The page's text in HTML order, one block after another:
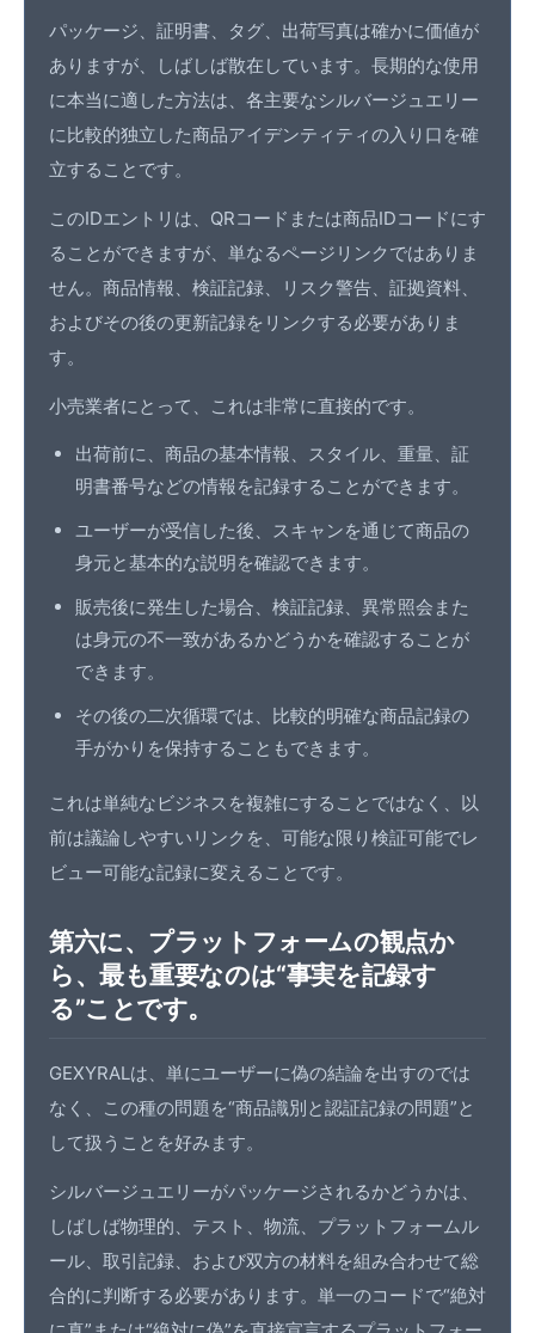
パッケージ、証明書、タグ、出荷写真は確かに価値が
ありますが、しばしば散在しています。長期的な使用
に本当に適した方法は、各主要なシルバージュエリー
に比較的独立した商品アイデンティティの入り口を確
立することです。
このIDエントリは、 QRコード または商品IDコードにす
ることができますが、単なるページリンクではありま
せん。商品情報、検証記録、リスク警告、証拠資料、
およびその後の更新記録をリンクする必要がありま
す。
小売業者にとって、これは非常に直接的です。
出荷前に、商品の基本情報、スタイル、重量、証
明書番号などの情報を記録することができます。
ユーザーが受信した後、スキャンを通じて商品の
身元と基本的な説明を確認できます。
販売後に発生した場合、検証記録、 異常照会 また
は身元の不一致があるかどうかを確認することが
できます。
その後の二次循環では、比較的明確な商品記録の
手がかりを保持することもできます。
これは単純なビジネスを複雑にすることではなく、以
前は議論しやすいリンクを、可能な限り検証可能でレ
ビュー可能な記録に変えることです。
第六に、プラットフォームの観点か
ら、最も重要なのは“事実を記録す
る”ことです。
GEXYRALは、単にユーザーに偽の結論を出すのでは
なく、この種の問題を“商品識別と認証記録の問題”と
して扱うことを好みます。
シルバージュエリーがパッケージされるかどうかは、
しばしば物理的、テスト、物流、プラットフォームル
ール、取引記録、および双方の材料を組み合わせて総
合的に判断する必要があります。単一のコードで“絶対